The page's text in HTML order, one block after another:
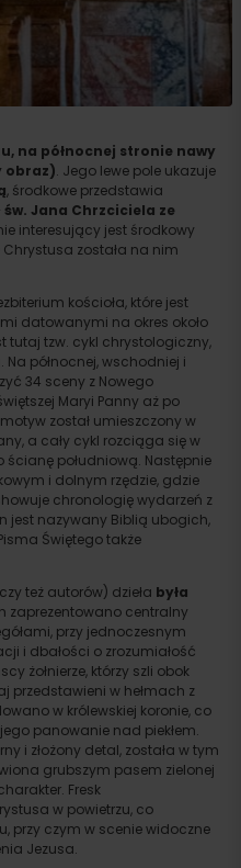
na północnej stronie nawy
obraz). Jego lewe pole ukazuje
, środkowe przedstawia
św. Jana Chrzciciela ze
interesujący jest środkowy
została na nim
kościoła, które jest
datowanymi na okres około
tutaj tzw. cykl chrystologiczny,
północnej, wschodniej i
34 sceny z Nowego
Maryi Panny aż po
został umieszczony w
a cały cykl rozciąga się w
południową. Następnie
i dolnym rzędzie, gdzie
chronologię wydarzeń z
jest nazywany Biblią ubogich,
Świętego także
też autorów) dzieła była
zaprezentowano centralny
przy jednoczesnym
i dbałości o zrozumiałość
żołnierze, którzy szli obok
przedstawieni w hełmach z
w królewskiej koronie, co
panowanie nad piekłem.
i złożony detal, została w tym
grubszym pasem zielonej
Fresk
w powietrzu, co
przy czym w scenie widoczne
Jezusa.